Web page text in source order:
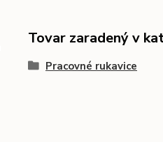
Tovar zaradený v
Pracovné rukavice